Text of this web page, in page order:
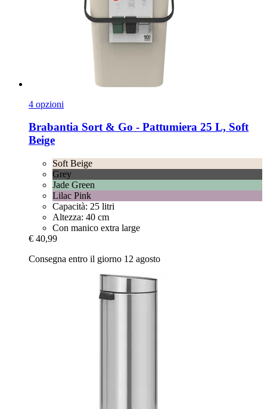
4 opzioni
Brabantia Sort & Go -​ Pattumiera 25 L, Soft
Beige
Soft Beige
Grey
Jade Green
Lilac Pink
Capacità: 25 litri
Altezza: 40 cm
Con manico extra large
€ 40,99
Consegna entro il giorno 12 agosto